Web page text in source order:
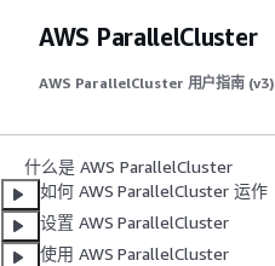
AWS ParallelCluster
AWS ParallelCluster 用户指南 (v3)
什么是 AWS ParallelCluster
如何 AWS ParallelCluster 运作
设置 AWS ParallelCluster
使用 AWS ParallelCluster